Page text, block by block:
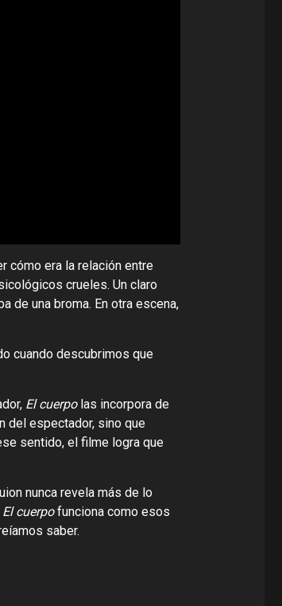
cómo era la relación entre
crueles. Un claro
de una broma. En otra escena,
cuando descubrimos que
El cuerpolas incorpora de
del espectador, sino que
sentido, el filme logra que
nunca revela más de lo
El cuerpofunciona como esos
saber.